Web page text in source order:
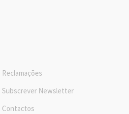
Reclamações
Subscrever Newsletter
Contactos